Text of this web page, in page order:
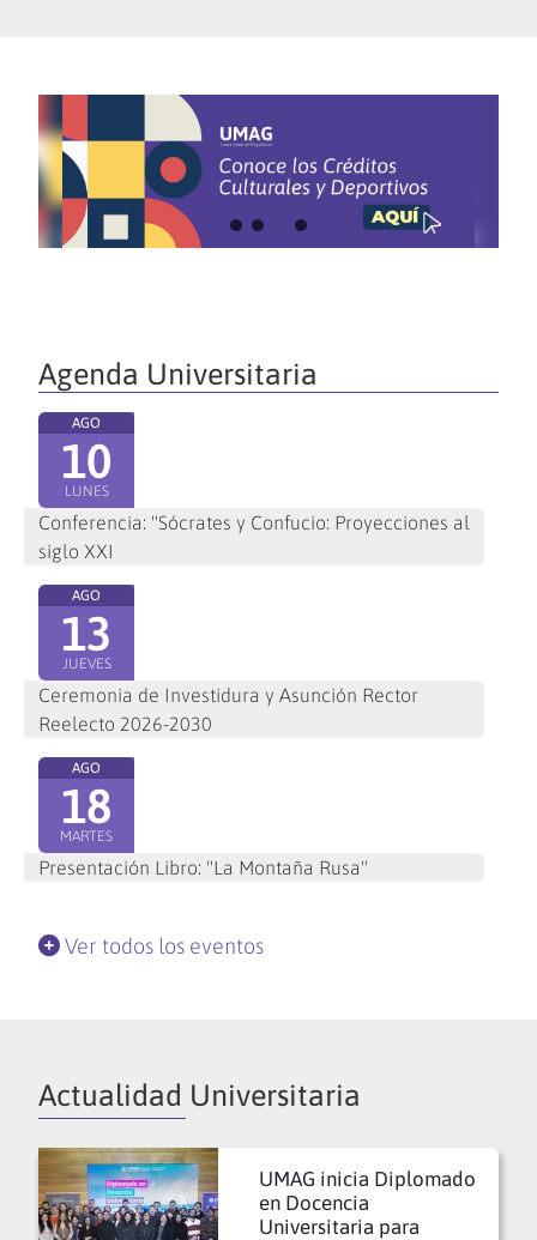
Agenda Universitaria
AGO
10
LUNES
Conferencia: "Sócrates y Confucio: Proyecciones al
siglo XXI
AGO
13
JUEVES
Ceremonia de Investidura y Asunción Rector
Reelecto 2026-2030
AGO
18
MARTES
Presentación Libro: "La Montaña Rusa"
Ver todos los eventos
Actualidad Universitaria
UMAG inicia Diplomado
en Docencia
Universitaria para